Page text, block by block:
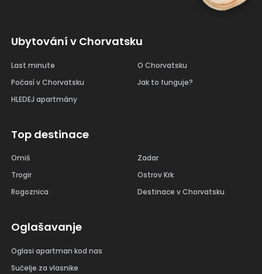
Ubytování v Chorvatsku
Last minute
Počasí v Chorvatsku
HLEDEJ apartmány
O Chorvatsku
Jak to funguje?
Top destinace
Omiš
Trogir
Rogoznica
Zadar
Ostrov Krk
Destinace v Chorvatsku
Oglašavanje
Oglasi apartman kod nas
Sučelje za vlasnike